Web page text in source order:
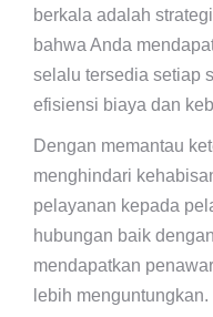
berkala adalah
bahwa Anda
selalu tersedia setiap
efisiensi biaya dan
Dengan memantau
menghindari
pelayanan kepada
hubungan baik
mendapatkan
lebih menguntungkan.